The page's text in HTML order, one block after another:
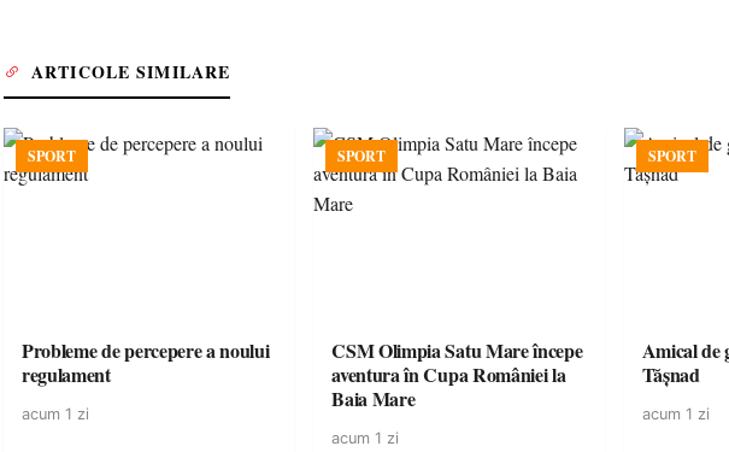
ARTICOLE SIMILARE
SPORT
Probleme de percepere a noului
regulament
acum 1 zi
SPORT
CSM Olimpia Satu Mare începe
aventura în Cupa României la
Baia Mare
acum 1 zi
SPORT
Amical de
Tășnad
acum 1 zi